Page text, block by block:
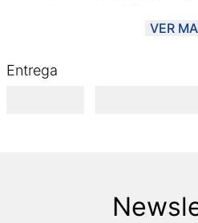
Morena Rosa, traz moda
inesquecíveis com este vestido
VER
Entrega